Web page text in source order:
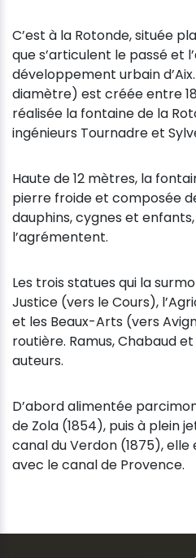
C’est à la Rotonde, située
que s’articulent le passé et
développement urbain
diamètre) est créée entre
réalisée la fontaine de la
ingénieurs Tournadre et
Haute de 12 mètres, la
pierre froide et composée
dauphins, cygnes et
l’agrémentent.
Les trois statues qui la
Justice (vers le Cours),
et les Beaux-Arts (vers
routière. Ramus, Chabaud
auteurs.
D’abord alimentée
de Zola (1854), puis à plein
canal du Verdon (1875), elle
avec le canal de Provence.